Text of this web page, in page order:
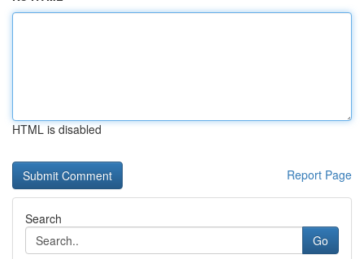
HTML is disabled
Report Page
Search
Go